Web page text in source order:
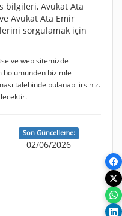
bilgileri, Avukat Ata
Avukat Ata Emir
sorgulamak için
ve web sitemizde
bölümünden bizimle
talebinde bulanabilirsiniz.
Son Güncelleme:
02/06/2026